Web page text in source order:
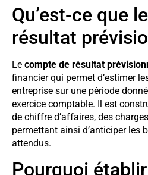
Qu’est-ce que
résultat
Le compte de résultat
financier qui permet d’estimer
entreprise sur une période
exercice comptable. Il est
de chiffre d’affaires, des
permettant ainsi d’anticiper les
attendus.
Pourquoi